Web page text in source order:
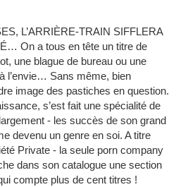
L’ARRIÈRE-TRAIN SIFFLERA
On a tous en tête un titre de
une blague de bureau ou une
l’envie… Sans même, bien
image des pastiches en question.
s’est fait une spécialité de
- les succès de son grand
devenu un genre en soi. A titre
Private - la seule porn company
dans son catalogue une section
compte plus de cent titres !